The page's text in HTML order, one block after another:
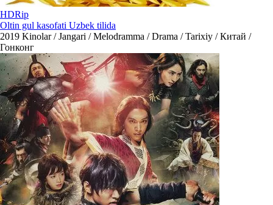
HDRip
Oltin gul kasofati Uzbek tilida
2019 Kinolar / Jangari / Melodramma / Drama / Tarixiy / Китай /
Гонконг